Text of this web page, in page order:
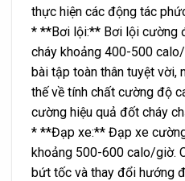
thực hiện các động tác
* **Bơi lội:** Bơi lội cường
cháy khoảng 400-500
bài tập toàn thân tuyệt vời,
thế về tính chất cường độ
cường hiệu quả đốt cháy
* **Đạp xe:** Đạp xe
khoảng 500-600 calo/giờ.
bứt tốc và thay đổi hướng